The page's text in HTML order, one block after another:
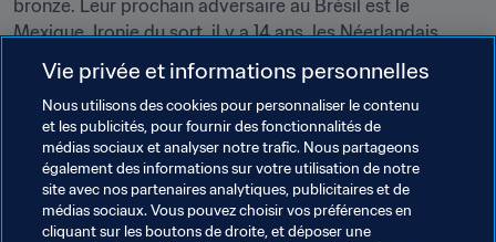
bronze. Leur prochain adversaire au Brésil est le
Mexique. Ironie du sort, il y a 14 ans, les Néerlandais
s’étaient inclinés dans le dernier carré face à
El Tri
importe le passé. Nous sommes toujours en course et
nous avons l’intention de décrocher le titre", conclut
Taylor.
Vie privée et informations personnelles
Nous utilisons des cookies pour personnaliser le contenu
et les publicités, pour fournir des fonctionnalités de
médias sociaux et analyser notre trafic. Nous partageons
également des informations sur votre utilisation de notre
site avec nos partenaires analytiques, publicitaires et de
médias sociaux. Vous pouvez choisir vos préférences en
cliquant sur les boutons de droite, et déposer une